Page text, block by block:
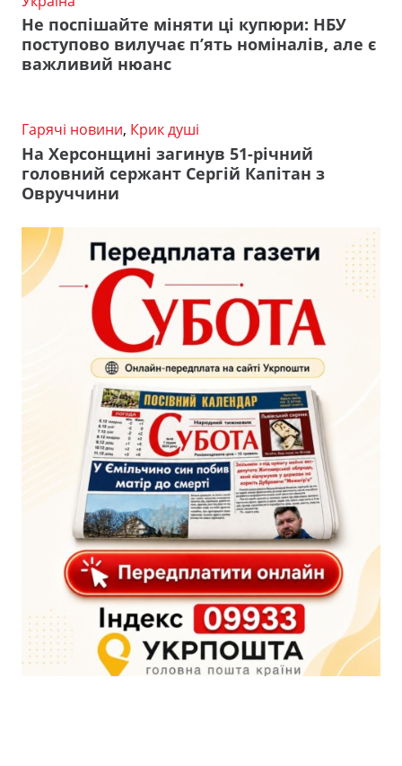
Не поспішайте міняти ці купюри: НБУ
поступово вилучає п’ять номіналів, але є
важливий нюанс
Гарячі новини, Крик душі
На Херсонщині загинув 51-річний
головний сержант Сергій Капітан з
Овруччини